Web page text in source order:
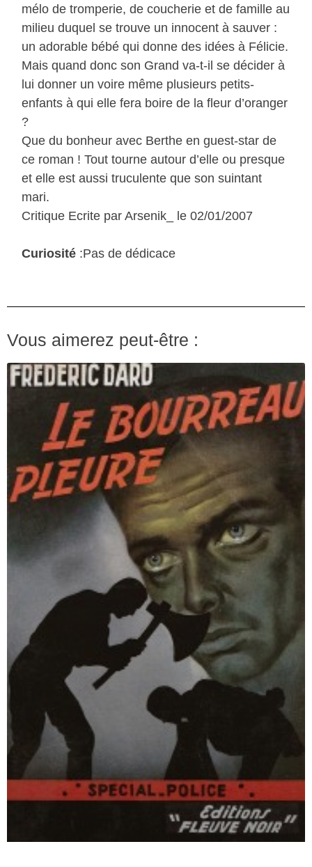
mélo de tromperie, de coucherie et de famille au
milieu duquel se trouve un innocent à sauver :
un adorable bébé qui donne des idées à Félicie.
Mais quand donc son Grand va-t-il se décider à
lui donner un voire même plusieurs petits-
enfants à qui elle fera boire de la fleur d’oranger
?
Que du bonheur avec Berthe en guest-star de
ce roman ! Tout tourne autour d’elle ou presque
et elle est aussi truculente que son suintant
mari.
Critique Ecrite par Arsenik_ le 02/01/2007
Curiosité :Pas de dédicace
Vous aimerez peut-être :